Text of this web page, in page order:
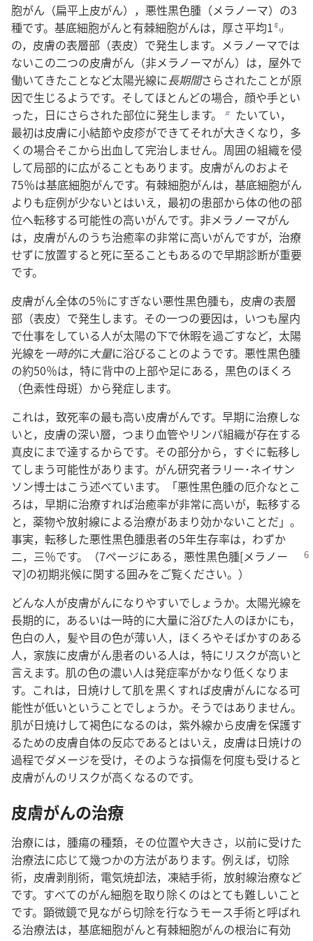
胞がん（扁平上皮がん），悪性黒色腫（メラノーマ）の3
種です。基底細胞がんと有棘細胞がんは，厚さ平均1㍉
の，皮膚の表層部（表皮）で発生します。メラノーマでは
ないこの二つの皮膚がん（非メラノーマがん）は，屋外で
働いてきたことなど太陽光線に長期間さらされたことが原
因で生じるようです。そしてほとんどの場合，顔や手とい
った，日にさらされた部位に発生します。
b たいてい，
最初は皮膚に小結節や皮疹ができてそれが大きくなり，多
くの場合そこから出血して完治しません。周囲の組織を侵
して局部的に広がることもあります。皮膚がんのおよそ
75％は基底細胞がんです。有棘細胞がんは，基底細胞がん
よりも症例が少ないとはいえ，最初の患部から体の他の部
位へ転移する可能性の高いがんです。非メラノーマがん
は，皮膚がんのうち治癒率の非常に高いがんですが，治療
せずに放置すると死に至ることもあるので早期診断が重要
です。
皮膚がん全体の5％にすぎない悪性黒色腫も，皮膚の表層
部（表皮）で発生します。その一つの要因は，いつも屋内
で仕事をしている人が太陽の下で休暇を過ごすなど，太陽
光線を一時的に大量に浴びることのようです。悪性黒色腫
の約50％は，特に背中の上部や足にある，黒色のほくろ
（色素性母斑）から発症します。
これは，致死率の最も高い皮膚がんです。早期に治療しな
いと，皮膚の深い層，つまり血管やリンパ組織が存在する
真皮にまで達するからです。その部分から，すぐに転移し
てしまう可能性があります。がん研究者ラリー･ネイサン
ソン博士はこう述べています。「悪性黒色腫の厄介なとこ
ろは，早期に治療すれば治癒率が非常に高いが，転移する
と，薬物や放射線による治療があまり効かないことだ」。
事実，転移した悪性黒色腫患者の5年生存率は，わずか
二，三％です。（7ページにある，悪性黒色腫[メラノー
マ]の初期兆候に関する囲みをご覧ください。）
どんな人が皮膚がんになりやすいでしょうか。太陽光線を
長期的に，あるいは一時的に大量に浴びた人のほかにも，
色白の人，髪や目の色が薄い人，ほくろやそばかすのある
人，家族に皮膚がん患者のいる人は，特にリスクが高いと
言えます。肌の色の濃い人は発症率がかなり低くなりま
す。これは，日焼けして肌を黒くすれば皮膚がんになる可
能性が低いということでしょうか。そうではありません。
肌が日焼けして褐色になるのは，紫外線から皮膚を保護す
るための皮膚自体の反応であるとはいえ，皮膚は日焼けの
過程でダメージを受け，そのような損傷を何度も受けると
皮膚がんのリスクが高くなるのです。
皮膚がんの治療
治療には，腫瘍の種類，その位置や大きさ，以前に受けた
治療法に応じて幾つかの方法があります。例えば，切除
術，皮膚剥削術，電気焼却法，凍結手術，放射線治療など
です。すべてのがん細胞を取り除くのはとても難しいこと
です。顕微鏡で見ながら切除を行なうモース手術と呼ばれ
る治療法は，基底細胞がんと有棘細胞がんの根治に有効